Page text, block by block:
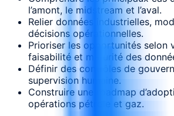
l’amont, le midstream et l’aval.
Relier données industrielles,
décisions opérationnelles.
Prioriser les opportunités selon
faisabilité et maturité des
Définir des contrôles de
supervision humaine.
Construire une roadmap
opérations pétrole et gaz.